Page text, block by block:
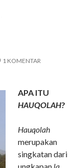
1 KOMENTAR
APA ITU
HAUQOLAH?
Hauqolah
merupakan
singkatan dari